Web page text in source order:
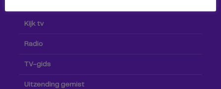
Kijk tv
Radio
TV-gids
Uitzending gemist